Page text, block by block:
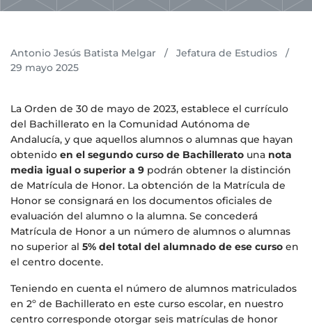
Antonio Jesús Batista Melgar / Jefatura de Estudios
/
29 mayo 2025
La Orden de 30 de mayo de 2023, establece el currículo
del Bachillerato en la Comunidad Autónoma de
Andalucía, y que aquellos alumnos o alumnas que hayan
obtenido en el segundo curso de Bachillerato una nota
media igual o superior a 9 podrán obtener la distinción
de Matrícula de Honor. La obtención de la Matrícula de
Honor se consignará en los documentos oficiales de
evaluación del alumno o la alumna. Se concederá
Matrícula de Honor a un número de alumnos o alumnas
no superior al 5% del total del alumnado de ese curso en
el centro docente.
Teniendo en cuenta el número de alumnos matriculados
en 2º de Bachillerato en este curso escolar, en nuestro
centro corresponde otorgar seis matrículas de honor